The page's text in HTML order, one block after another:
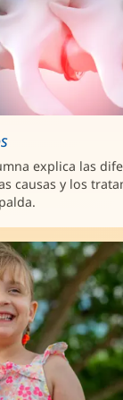
explica las
causas y los